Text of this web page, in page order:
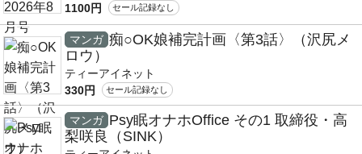
1100円
セール記録なし
マンガ 痴○OK娘補完計画〈第3話〉（沢尻メ
ロウ）
ティーアイネット
330円
セール記録なし
マンガ Psy眠オナホOffice その1 取締役・高
梨咲良（SINK）